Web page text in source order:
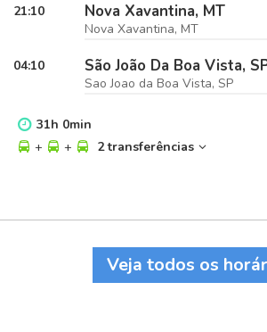
21:10 Nova Xavantina, MT
Nova Xavantina, MT
04:10 São João Da Boa Vista,
Sao Joao da Boa Vista, SP
31h 0min
+
+ 2 transferências
Veja todos os